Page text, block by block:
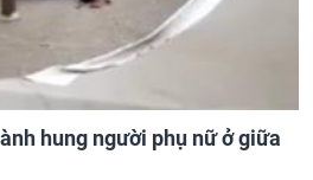
hung người phụ nữ ở giữa